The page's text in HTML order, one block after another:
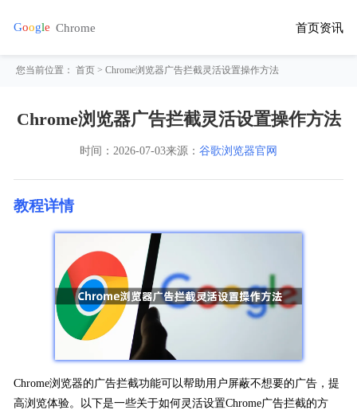
首页资讯
您当前位置：首页 > Chrome浏览器广告拦截灵活设置操作方法
Chrome浏览器广告拦截灵活设置操作方法
时间： 2026-07-03来源： 谷歌浏览器官网
教程详情
Chrome浏览器的广告拦截功能可以帮助用户屏蔽不想要的广告，提
高浏览体验。以下是一些关于如何灵活设置Chrome广告拦截的方